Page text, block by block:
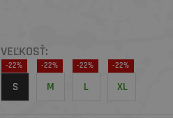
VEĽKOSŤ:
-22%
S
-22%
M
-22%
L
-22%
XL